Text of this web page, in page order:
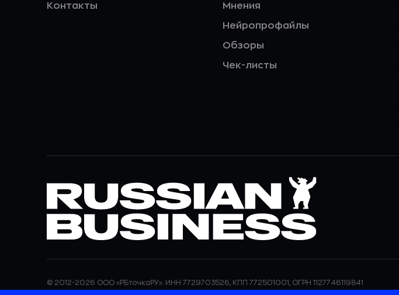
Контакты Мнения
Нейропрофайлы
Обзоры
Чек-листы
© 2012-2026 ООО «РБточкаРУ». ИНН 7729703526, КПП 772501001, ОГРН 1127746119841